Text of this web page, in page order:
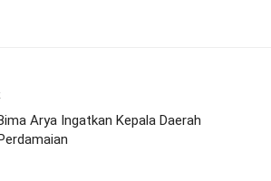
Arya Ingatkan Kepala Daerah